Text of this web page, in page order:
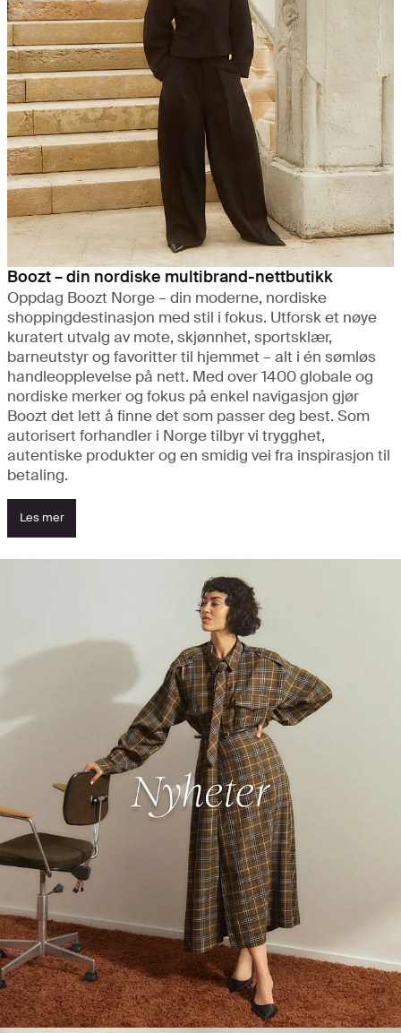
Boozt – din nordiske multibrand-nettbutikk
Oppdag Boozt Norge – din moderne, nordiske
shoppingdestinasjon med stil i fokus. Utforsk et nøye
kuratert utvalg av mote, skjønnhet, sportsklær,
barneutstyr og favoritter til hjemmet – alt i én sømløs
handleopplevelse på nett. Med over 1400 globale og
nordiske merker og fokus på enkel navigasjon gjør
Boozt det lett å finne det som passer deg best. Som
autorisert forhandler i Norge tilbyr vi trygghet,
autentiske produkter og en smidig vei fra inspirasjon til
betaling.
Les mer
Se nyhetene og oppdag høydepunktene